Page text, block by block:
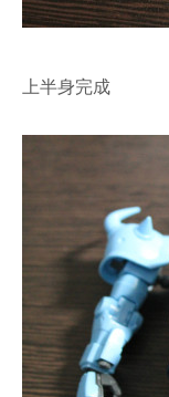
上半身完成